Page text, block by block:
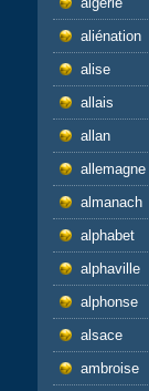
aliénation
alise
allais
allan
allemagne
almanach
alphabet
alphaville
alphonse
alsace
ambroise